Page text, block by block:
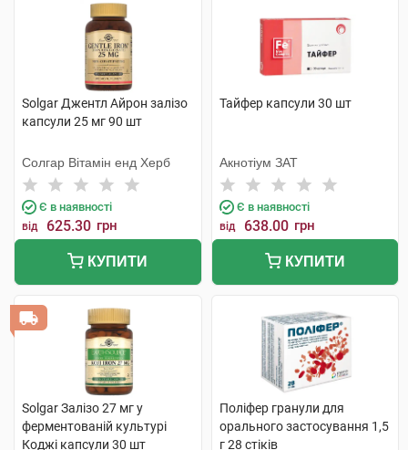
Solgar Джентл Айрон залізо
капсули 25 мг 90 шт
Солгар Вітамін енд Херб
Є в наявності
від 625.30 грн
КУПИТИ
Тайфер капсули 30 шт
Акнотіум ЗАТ
Є в наявності
від 638.00 грн
КУПИТИ
Solgar Залізо 27 мг у
ферментованій культурі
Коджі капсули 30 шт
Поліфер гранули для
орального застосування 1,5
г 28 стіків